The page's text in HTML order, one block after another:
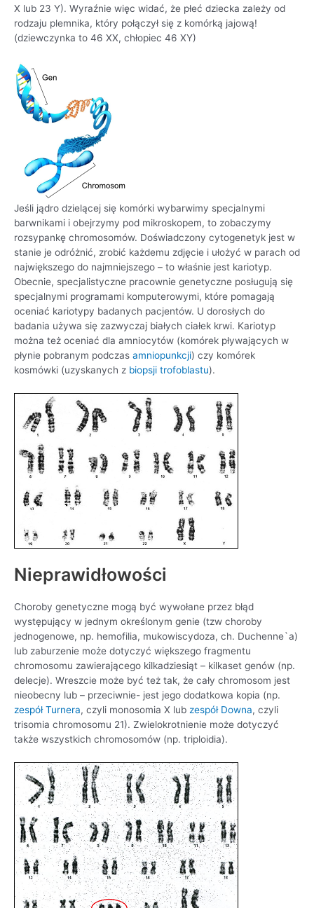
X lub 23 Y). Wyraźnie więc widać, że płeć dziecka zależy od
rodzaju plemnika, który połączył się z komórką jajową!
(dziewczynka to 46 XX, chłopiec 46 XY)
Jeśli jądro dzielącej się komórki wybarwimy specjalnymi
barwnikami i obejrzymy pod mikroskopem, to zobaczymy
rozsypankę chromosomów. Doświadczony cytogenetyk jest w
stanie je odróżnić, zrobić każdemu zdjęcie i ułożyć w parach od
największego do najmniejszego – to właśnie jest kariotyp.
Obecnie, specjalistyczne pracownie genetyczne posługują się
specjalnymi programami komputerowymi, które pomagają
oceniać kariotypy badanych pacjentów. U dorosłych do
badania używa się zazwyczaj białych ciałek krwi. Kariotyp
można też oceniać dla amniocytów (komórek pływających w
płynie pobranym podczas amniopunkcji) czy komórek
kosmówki (uzyskanych z biopsji trofoblastu).
Nieprawidłowości
Choroby genetyczne mogą być wywołane przez błąd
występujący w jednym określonym genie (tzw choroby
jednogenowe, np. hemofilia, mukowiscydoza, ch. Duchenne`a)
lub zaburzenie może dotyczyć większego fragmentu
chromosomu zawierającego kilkadziesiąt – kilkaset genów (np.
delecje). Wreszcie może być też tak, że cały chromosom jest
nieobecny lub – przeciwnie- jest jego dodatkowa kopia (np.
zespół Turnera, czyli monosomia X lub zespół Downa, czyli
trisomia chromosomu 21). Zwielokrotnienie może dotyczyć
także wszystkich chromosomów (np. triploidia).